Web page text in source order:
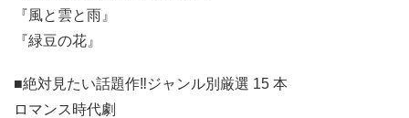
『風と雲と雨』
『緑豆の花』
■絶対⾒たい話題作‼ジャンル別厳選 15 本
ロマンス時代劇